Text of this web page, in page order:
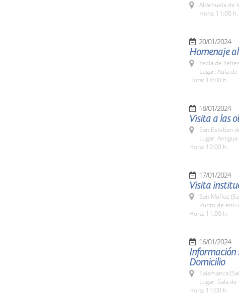
Aldehuela de
Hora: 11:00 h.
20/01/2024
Homenaje
Yecla de
Lugar: Aula
Hora: 14:00 h.
18/01/2024
Visita a las
San Esteban
Lugar:
Hora: 10:00 h.
17/01/2024
Visita
San Muñoz
Punto de
Hora: 11:00 h.
16/01/2024
Información
Domicilio
Salamanca
Lugar: Sala
Hora: 11:00 h.